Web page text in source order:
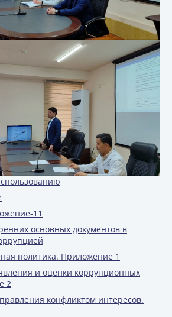
11
основных документов в
политика. Приложение 1
и оценки коррупционных
2
конфликтом интересов.